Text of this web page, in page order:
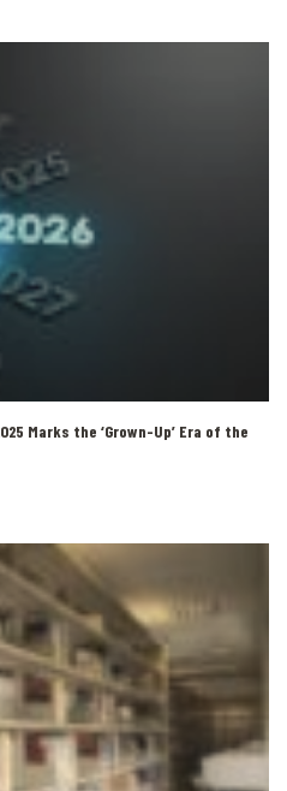
Marks the ‘Grown-Up’ Era of the